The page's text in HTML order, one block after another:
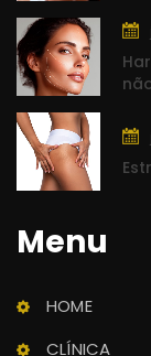
Menu
HOME
CLÍNICA